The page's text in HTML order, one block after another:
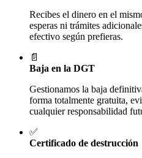
Recibes el dinero en el
esperas ni trámites
efectivo según prefieras.
📄
Baja en la DGT
Gestionamos la baja
forma totalmente gratuita,
cualquier responsabilidad
✅
Certificado de destrucción